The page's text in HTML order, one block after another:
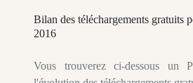
Bilan des téléchargements gratuits
2016
Vous trouverez ci-dessous un